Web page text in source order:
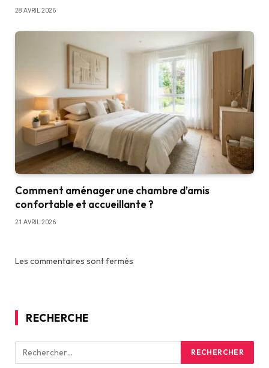
28 AVRIL 2026
Comment aménager une chambre d’amis
confortable et accueillante ?
21 AVRIL 2026
Les commentaires sont fermés
RECHERCHE